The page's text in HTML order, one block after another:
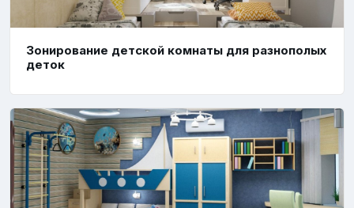
Зонирование детской комнаты для разнополых
деток